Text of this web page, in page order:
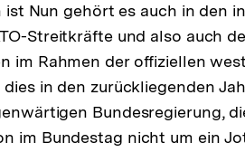
Nun gehört es auch in den
Streitkräfte und also auch
im Rahmen der offiziellen
in den zurückliegenden
Bundesregierung,
im Bundestag nicht um ein